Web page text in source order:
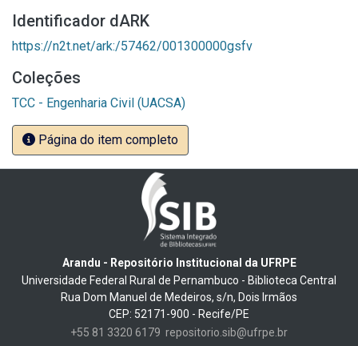
Identificador dARK
https://n2t.net/ark:/57462/001300000gsfv
Coleções
TCC - Engenharia Civil (UACSA)
Página do item completo
Arandu - Repositório Institucional da UFRPE
Universidade Federal Rural de Pernambuco - Biblioteca Central
Rua Dom Manuel de Medeiros, s/n, Dois Irmãos
CEP: 52171-900 - Recife/PE
+55 81 3320 6179 repositorio.sib@ufrpe.br